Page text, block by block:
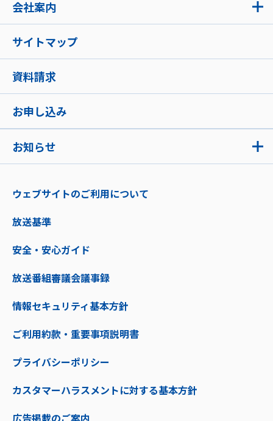
お知らせ
会社案内
サイトマップ
資料請求
お申し込み
ウェブサイトのご利用について
放送基準
安全・安心ガイド
放送番組審議会議事録
情報セキュリティ基本方針
ご利用約款・重要事項説明書
プライバシーポリシー
カスタマーハラスメントに対する基本方針